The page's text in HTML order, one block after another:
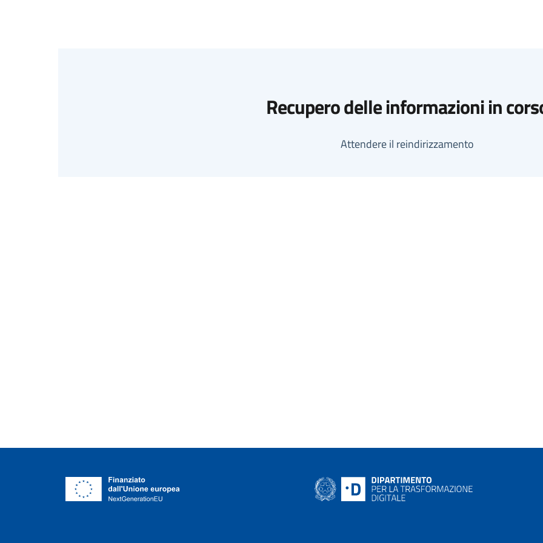
Recupero delle informazioni in
Attendere il reindirizzamento